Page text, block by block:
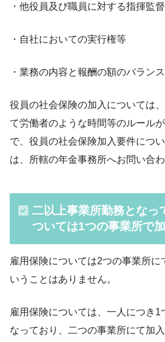
・他役員及び職員に対する指揮監
・自社においての実行権等
・業務の内容と報酬の額のバランス
役員の社会保険の加入については
て労働者のような時間等のルール
で、役員の社会保険加入要件につ
は、所轄の年金事務所へお問い合わ
二以上事業所勤務となっ
ついては1つの事業所で
雇用保険については2つの事業所に
いうことはありません。
雇用保険については、一人につき1
なっており、二つの事業所にて加